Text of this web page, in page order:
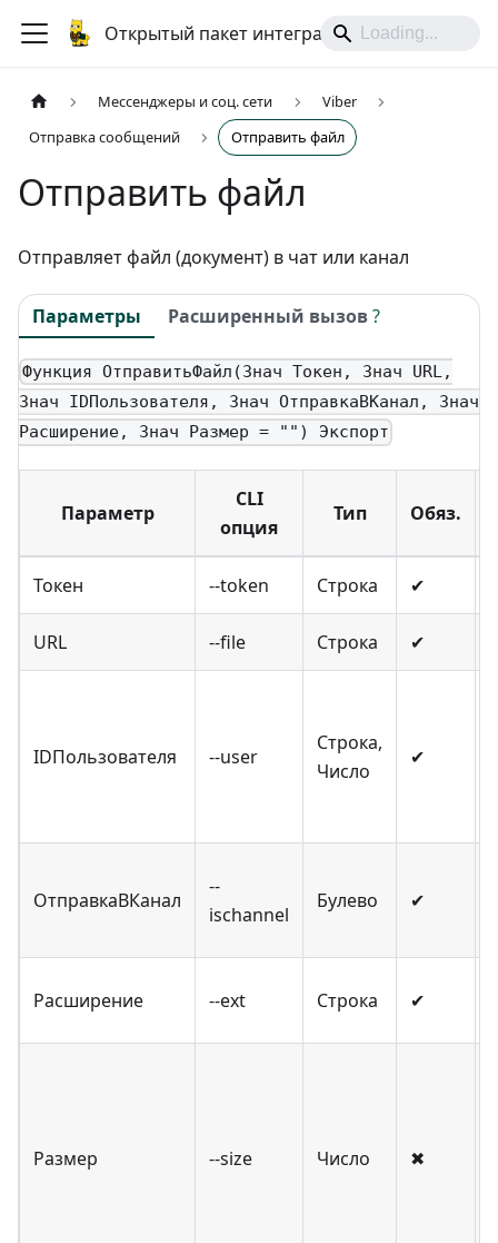
Открытый пакет интеграций
Мессенджеры и соц. сети
Viber
Отправка сообщений
Отправить файл
Отправить файл
Отправляет файл (документ) в чат или канал
Параметры Расширенный вызов?
Функция ОтправитьФайл(Знач Токен, Знач URL,
Знач IDПользователя, Знач ОтправкаВКанал, Знач
Расширение, Знач Размер = "") Экспорт
Параметр
CLI
опция
Тип Обяз.
Токен --token Строка ✔
URL --file Строка ✔
IDПользователя --user
Строка,
Число
✔
ОтправкаВКанал
--
ischannel
Булево ✔
Расширение --ext Строка ✔
Размер --size Число ✖